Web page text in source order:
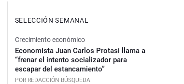
SELECCIÓN SEMANAL
Crecimiento económico
Economista Juan Carlos Protasi llama a
“frenar el intento socializador para
escapar del estancamiento”
POR REDACCIÓN BÚSQUEDA